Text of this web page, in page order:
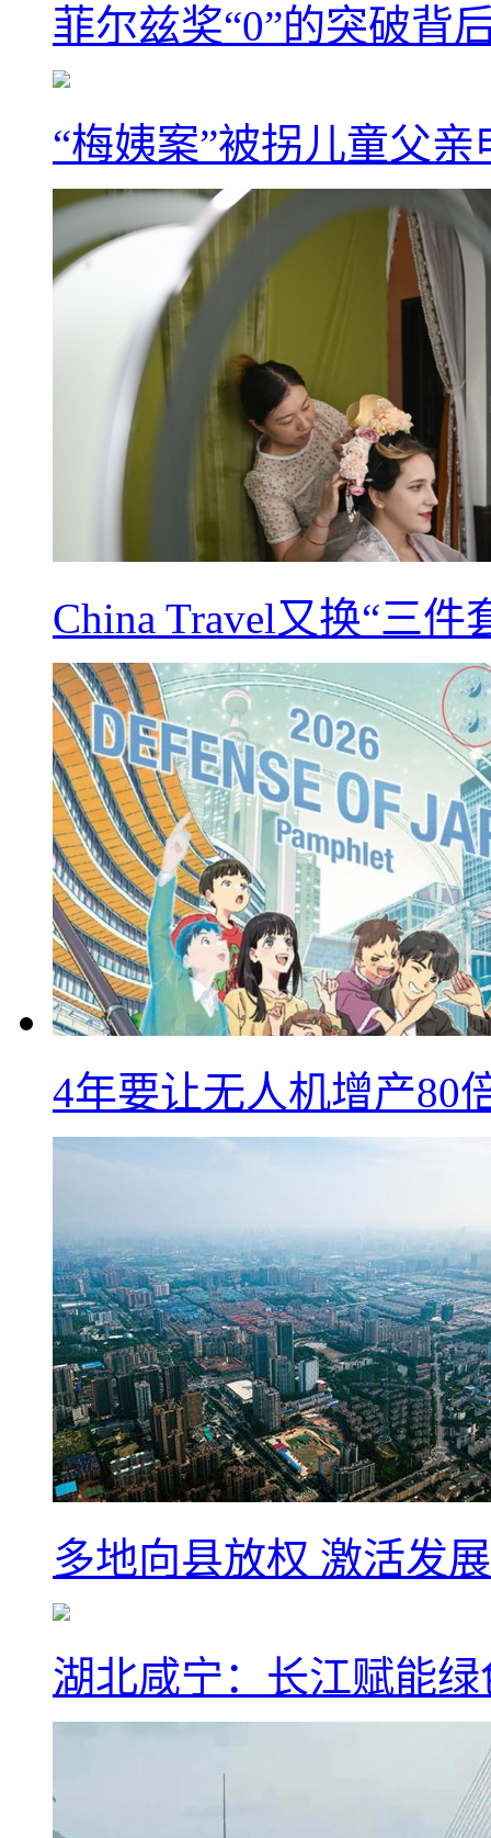
菲尔兹奖“0”的突破背
“梅姨案”被拐儿童父
China Travel又换“三
4年要让无人机增产80
多地向县放权 激活发
湖北咸宁：长江赋能